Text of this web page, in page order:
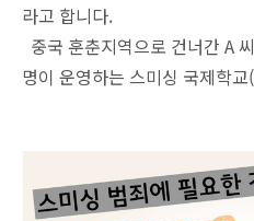
라고 합니다.
중국 훈춘지역으로 건너간 A
명이 운영하는 스미싱 국제학